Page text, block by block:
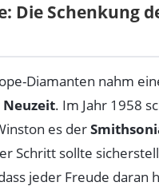
Die Schenkung
Diamanten nahm
Neuzeit. Im Jahr 1958
es der
Schritt sollte
jeder Freude daran